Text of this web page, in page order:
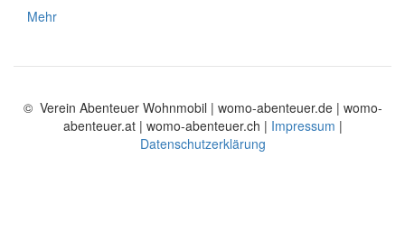
Mehr
© Verein Abenteuer Wohnmobil | womo-abenteuer.de | womo-
abenteuer.at | womo-abenteuer.ch | Impressum |
Datenschutzerklärung